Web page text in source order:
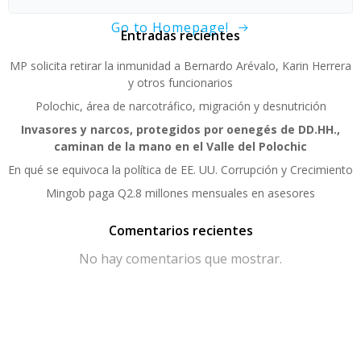
Go to Homepage!
Entradas recientes
MP solicita retirar la inmunidad a Bernardo Arévalo, Karin Herrera
y otros funcionarios
Polochic, área de narcotráfico, migración y desnutrición
Invasores y narcos, protegidos por oenegés de DD.HH.,
caminan de la mano en el Valle del Polochic
En qué se equivoca la política de EE. UU. Corrupción y Crecimiento
Mingob paga Q2.8 millones mensuales en asesores
Comentarios recientes
No hay comentarios que mostrar.